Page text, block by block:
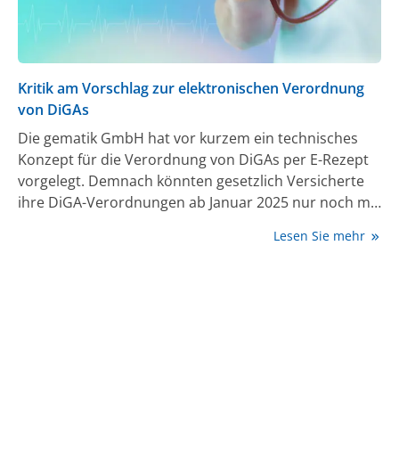
Kritik am Vorschlag zur elektronischen Verordnung
von DiGAs
Die gematik GmbH hat vor kurzem ein technisches
Konzept für die Verordnung von DiGAs per E-Rezept
vorgelegt. Demnach könnten gesetzlich Versicherte
ihre DiGA-Verordnungen ab Januar 2025 nur noch mit
2) Allerdings wurden in Deutschland bislang nur rund
Lesen Sie mehr